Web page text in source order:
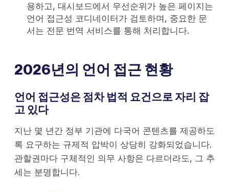
용하고, 대시보드에서 우선순위가 높은 페이지는
언어 접근성 코디네이터가 검토하며, 중요한 문
서는 전문 번역 서비스를 통해 처리합니다.
2026년의 언어 접근 현황
언어 접근성은 점차 법적 요건으로 자리 잡
고 있다
지난 몇 년간 정부 기관에 다국어 콘텐츠를 제공하도
록 요구하는 규제적 압박이 상당히 강화되었습니다.
관할권마다 구체적인 의무 사항은 다르더라도, 그 추
세는 분명합니다.